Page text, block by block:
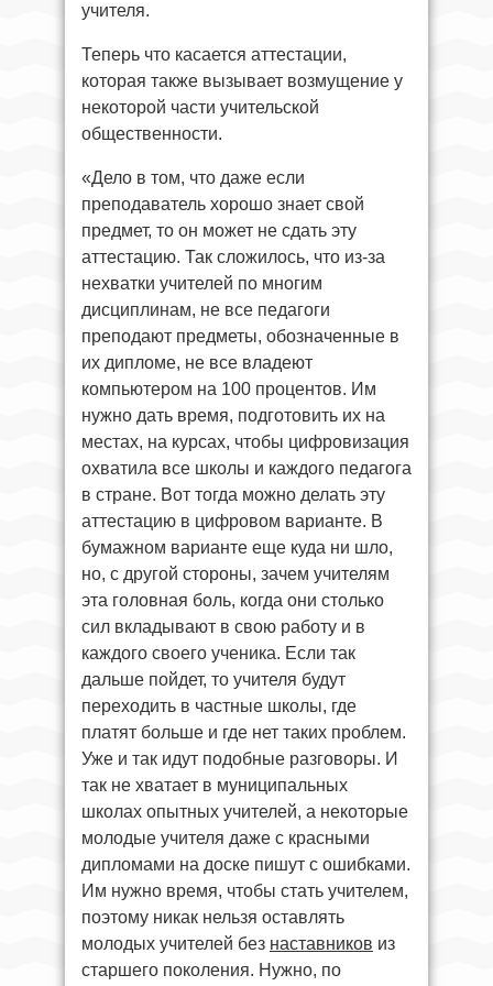
учителя.
Теперь что касается аттестации,
которая также вызывает возмущение у
некоторой части учительской
общественности.
«Дело в том, что даже если
преподаватель хорошо знает свой
предмет, то он может не сдать эту
аттестацию. Так сложилось, что из-за
нехватки учителей по многим
дисциплинам, не все педагоги
преподают предметы, обозначенные в
их дипломе, не все владеют
компьютером на 100 процентов. Им
нужно дать время, подготовить их на
местах, на курсах, чтобы цифровизация
охватила все школы и каждого педагога
в стране. Вот тогда можно делать эту
аттестацию в цифровом варианте. В
бумажном варианте еще куда ни шло,
но, с другой стороны, зачем учителям
эта головная боль, когда они столько
сил вкладывают в свою работу и в
каждого своего ученика. Если так
дальше пойдет, то учителя будут
переходить в частные школы, где
платят больше и где нет таких проблем.
Уже и так идут подобные разговоры. И
так не хватает в муниципальных
школах опытных учителей, а некоторые
молодые учителя даже с красными
дипломами на доске пишут с ошибками.
Им нужно время, чтобы стать учителем,
поэтому никак нельзя оставлять
молодых учителей без наставников из
старшего поколения. Нужно, по